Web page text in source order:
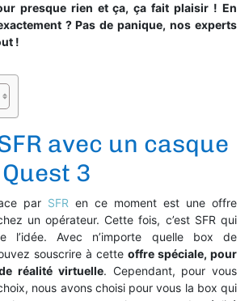
presque rien et ça, ça fait plaisir ! En
? Pas de panique, nos experts
!
avec un casque
3
par SFR en ce moment est une offre
un opérateur. Cette fois, c’est SFR qui
l’idée. Avec n’importe quelle box de
souscrire à cette offre spéciale, pour
réalité virtuelle. Cependant, pour vous
nous avons choisi pour vous la box qui